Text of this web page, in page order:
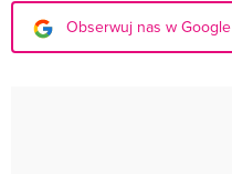
Obserwuj nas w Google